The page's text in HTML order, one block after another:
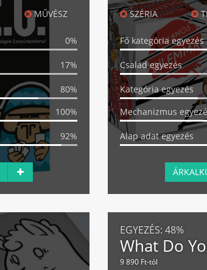
MŰVÉSZ
0%
17%
80%
100%
92%
SZÉRIA
Fő kategória egyezés
Család egyezés
Kategória egyezés
Mechanizmus
Alap adat egyezés
EGYEZÉS: 48%
9 890 Ft-tól